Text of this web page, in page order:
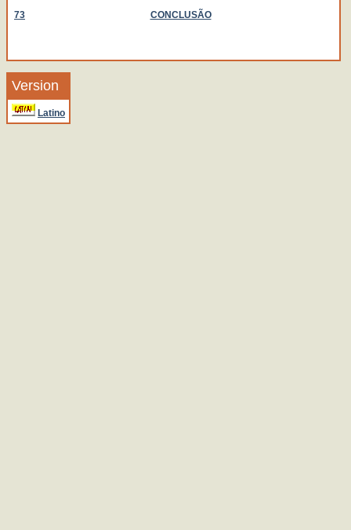
73 CONCLUSÃO
Version
Latino